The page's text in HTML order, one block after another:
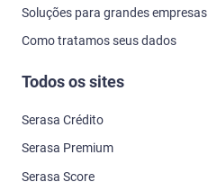
Soluções para grandes empresas
Como tratamos seus dados
Todos os sites
Serasa Crédito
Serasa Premium
Serasa Score